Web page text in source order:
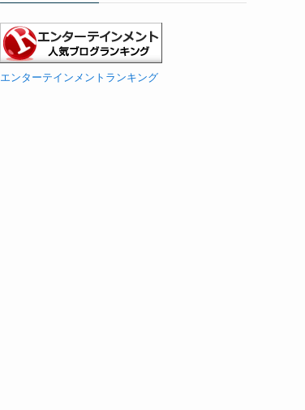
エンターテインメントランキング